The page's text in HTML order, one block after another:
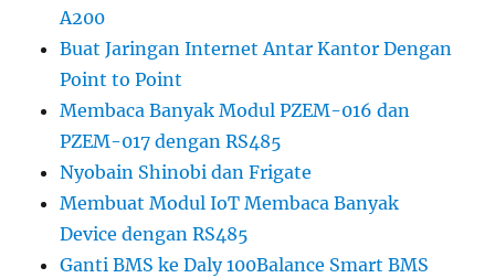
A200
Buat Jaringan Internet Antar Kantor Dengan
Point to Point
Membaca Banyak Modul PZEM-016 dan
PZEM-017 dengan RS485
Nyobain Shinobi dan Frigate
Membuat Modul IoT Membaca Banyak
Device dengan RS485
Ganti BMS ke Daly 100Balance Smart BMS